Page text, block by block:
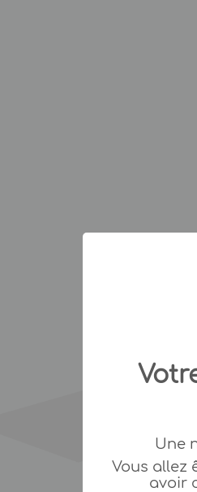
Une
Vous allez
avoir